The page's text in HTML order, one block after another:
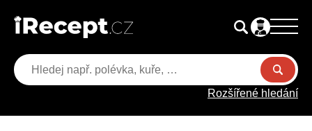
Rozšířené hledání